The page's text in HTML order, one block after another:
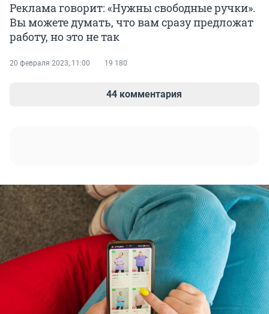
Реклама говорит: «Нужны свободные ручки».
Вы можете думать, что вам сразу предложат
работу, но это не так
20 февраля 2023, 11:00 19 180
44 комментария